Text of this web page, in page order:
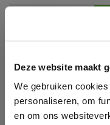
Deze website maakt
We gebruiken
personaliseren, om
en om ons